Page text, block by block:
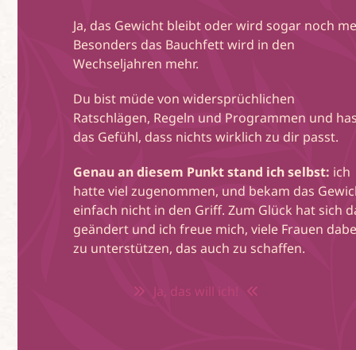
Ja, das Gewicht bleibt oder wird sogar noch
Besonders das Bauchfett wird in den
Wechseljahren mehr.
Du bist müde von widersprüchlichen
Ratschlägen, Regeln und Programmen und
das Gefühl, dass nichts wirklich zu dir passt.
Genau an diesem Punkt stand ich selbst: ich
hatte viel zugenommen, und bekam das
einfach nicht in den Griff. Zum Glück hat sich
geändert und ich freue mich, viele Frauen
zu unterstützen, das auch zu schaffen.
Ja, das will ich!